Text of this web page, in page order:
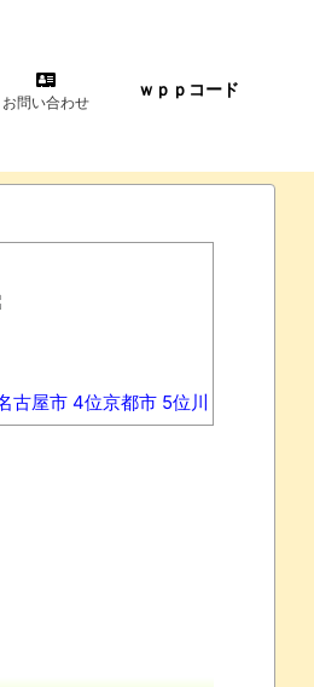
お問い合わせ
ｗｐｐコード
古屋市 4位京都市 5位川
でブチギレ反論！絶叫